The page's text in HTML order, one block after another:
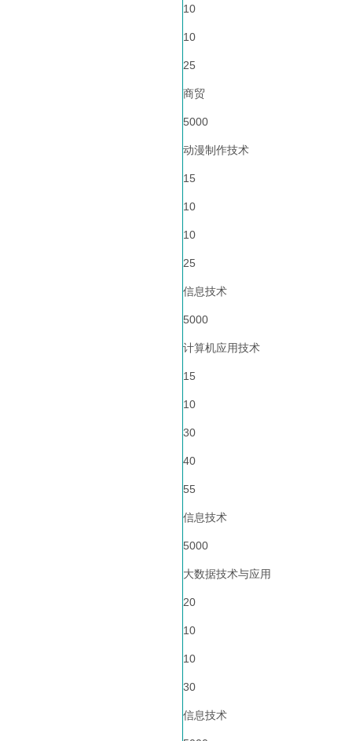
10
10
25
商贸
5000
动漫制作技术
15
10
10
25
信息技术
5000
计算机应用技术
15
10
30
40
55
信息技术
5000
大数据技术与应用
20
10
10
30
信息技术